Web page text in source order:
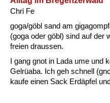
Chri Fe
goga/göbl sand am
(goga oder göbl) sind auf der
freien draussen.
I gang gnot in Lada ume
Gelrüaba. Ich geh schnell
kaufe einen Sack Erdäpfel